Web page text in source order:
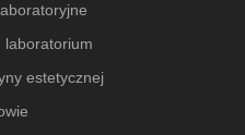
laboratorium
estetycznej